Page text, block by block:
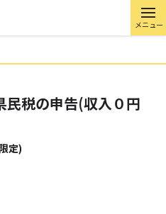
メニュー
民税の申告(収入０円
定)